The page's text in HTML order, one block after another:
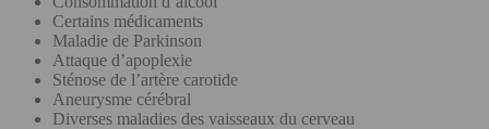
Certains médicaments
Maladie de Parkinson
Attaque d’apoplexie
Sténose de l’artère carotide
Aneurysme cérébral
Diverses maladies des vaisseaux du cerveau